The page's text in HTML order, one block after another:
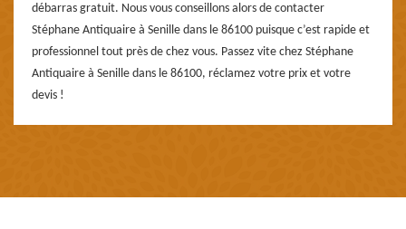
débarras gratuit. Nous vous conseillons alors de contacter
Stéphane Antiquaire à Senille dans le 86100 puisque c’est rapide et
professionnel tout près de chez vous. Passez vite chez Stéphane
Antiquaire à Senille dans le 86100, réclamez votre prix et votre
devis !